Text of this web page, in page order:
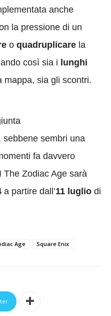
anche
la pressione di un
o quadruplicare la
così sia i lunghi
mappa, sia gli scontri.
sebbene sembri una
fa davvero
Zodiac Age sarà
a partire dall’11 luglio di
Age Square Enix